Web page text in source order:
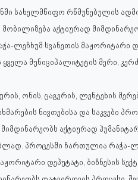
სახელმწიფო რწმუნებულის
აქტიურად
ლეჩხუმ სვანეთის მაჟორიტარი
მუნიციპალიტეტის მერი,
ონის, ცაგერის, ლენტეხის
ნივთებისა და საკვები
აქტიურად
პროცესში ჩართულია რაჭა-
დეპუტატი, ბიზნესის